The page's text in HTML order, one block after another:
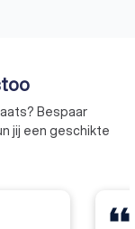
dienstverlening.
verspreid over
benadrukt VVNL
van gelijkheid,
Bespaar
jij een geschikte